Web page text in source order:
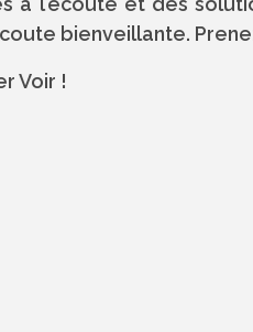
bienveillante.
Voir !